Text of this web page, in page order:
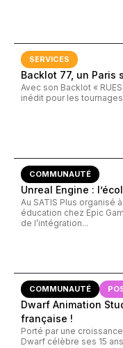
SERVICES
Backlot 77, un Paris
Avec son Backlot «
inédit pour les
COMMUNAUTÉ
Unreal Engine :
Au SATIS Plus organisé
éducation chez Epic
de l’intégration...
COMMUNAUTÉ
Dwarf Animation
française !
Porté par une
Dwarf célèbre ses 15